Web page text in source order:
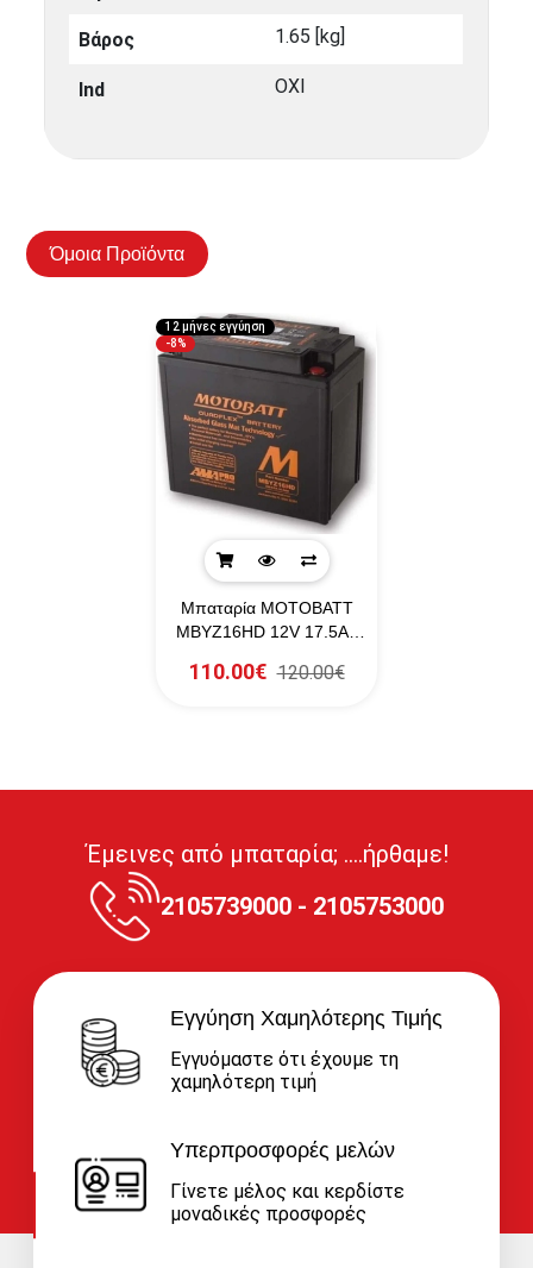
Βάρος 1.65 [kg]
Ind ΟΧΙ
Όμοια Προϊόντα
-8%
12 μήνες εγγύηση
Μπαταρία MOTOBATT
MBYZ16HD 12V 17.5Ah
110.00€ 120.00€
Έμεινες από μπαταρία; ....ήρθαμε!
2105739000 - 2105753000
Εγγύηση Χαμηλότερης Τιμής
Εγγυόμαστε ότι έχουμε τη
χαμηλότερη τιμή
Υπερπροσφορές μελών
Γίνετε μέλος και κερδίστε
μοναδικές προσφορές